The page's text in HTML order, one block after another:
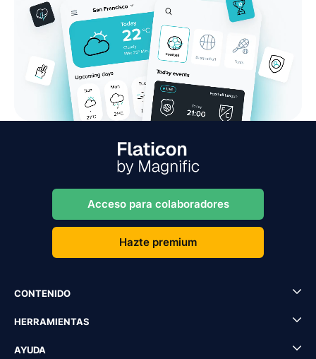
Acceso para colaboradores
Hazte premium
CONTENIDO
HERRAMIENTAS
AYUDA